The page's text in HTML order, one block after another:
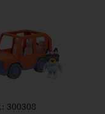
300308